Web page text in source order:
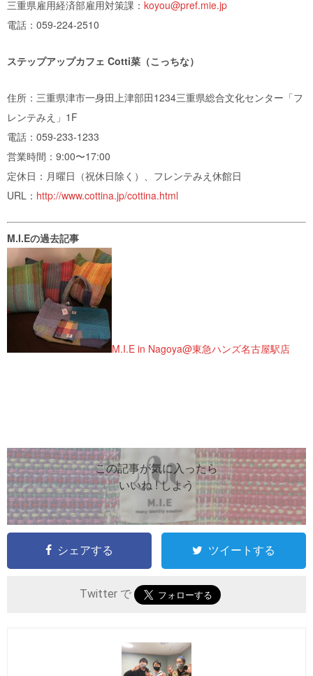
三重県雇用経済部雇用対策課： koyou@pref.mie.jp
電話：059-224-2510
ステップアップカフェ Cotti菜（こっちな）
住所：三重県津市一身田上津部田1234三重県総合文化センター「フ
レンテみえ」1F
電話：059-233-1233
営業時間：9:00〜17:00
定休日：月曜日（祝休日除く）、フレンテみえ休館日
URL： http://www.cottina.jp/cottina.html
M.I.Eの過去記事
M.I.E in Nagoya@東急ハンズ名古屋駅店
この記事が気に入ったら
いいね ! しよう
シェアする ツイートする
Twitter で